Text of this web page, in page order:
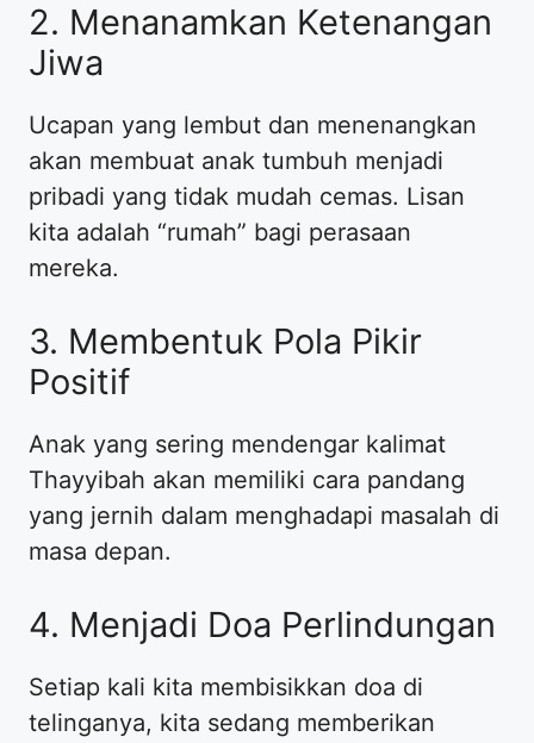
​2. Menanamkan Ketenangan
Jiwa
​Ucapan yang lembut dan menenangkan
akan membuat anak tumbuh menjadi
pribadi yang tidak mudah cemas. Lisan
kita adalah “rumah” bagi perasaan
mereka.
​3. Membentuk Pola Pikir
Positif
​Anak yang sering mendengar kalimat
Thayyibah akan memiliki cara pandang
yang jernih dalam menghadapi masalah di
masa depan.
​4. Menjadi Doa Perlindungan
​Setiap kali kita membisikkan doa di
telinganya, kita sedang memberikan